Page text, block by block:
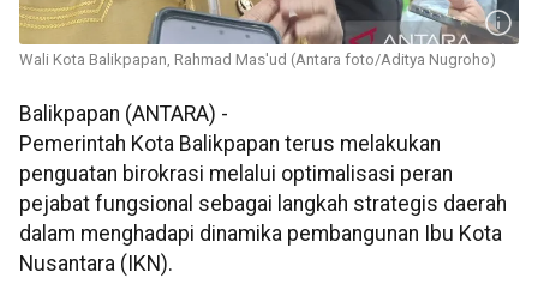
Wali Kota Balikpapan, Rahmad Mas'ud (Antara foto/Aditya Nugroho)
Balikpapan (ANTARA) -
Pemerintah Kota Balikpapan terus melakukan
penguatan birokrasi melalui optimalisasi peran
pejabat fungsional sebagai langkah strategis daerah
dalam menghadapi dinamika pembangunan Ibu Kota
Nusantara (IKN).